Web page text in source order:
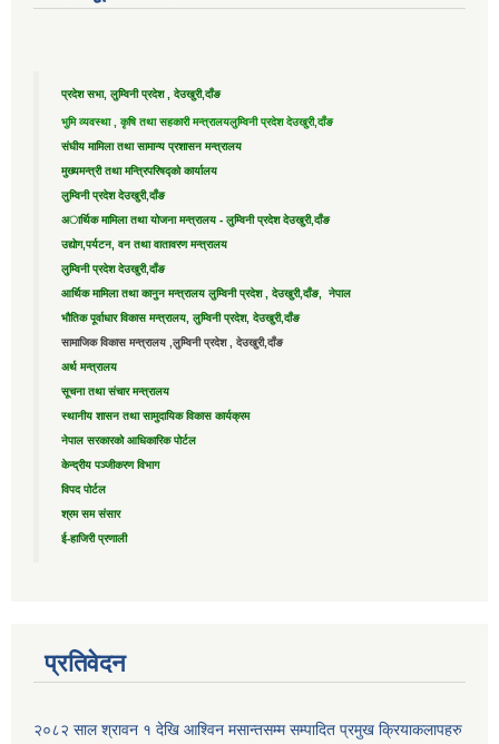
प्रदेश सभा, लुम्विनी प्रदेश , देउखुरी,दाँङ
भुमि व्यवस्था , कृषि तथा सहकारी मन्त्रालयलुम्विनी प्रदेश देउखुरी,दाँङ
संघीय मामिला तथा सामान्य प्रशासन मन्त्रालय
मुख्यमन्त्री तथा मन्त्रिपरिषद्को कार्यालय
लुम्विनी प्रदेश देउखुरी,दाँङ
अार्थिक मामिला तथा योजना मन्त्रालय - लुम्विनी प्रदेश देउखुरी,दाँङ
उद्याेग,पर्यटन, वन तथा वातावरण मन्त्रालय
लुम्विनी प्रदेश देउखुरी,दाँङ
आर्थिक मामिला तथा कानुन मन्त्रालय लुम्विनी प्रदेश , देउखुरी,दाँङ, नेपाल
भौतिक पूर्वाधार विकास मन्त्रालय, लुम्विनी प्रदेश, देउखुरी,दाँङ
सामाजिक विकास मन्त्रालय ,लुम्विनी प्रदेश , देउखुरी,दाँङ
अर्थ मन्त्रालय
सूचना तथा संचार मन्त्रालय
स्थानीय शासन तथा सामुदायिक विकास कार्यक्रम
नेपाल सरकारको आधिकारिक पोर्टल
केन्द्रीय पञ्जीकरण विभाग
विपद पोर्टल
श्रम सम संसार
ई-हाजिरी प्रणाली
प्रतिवेदन
२०८२ साल श्रावन १ देखि आश्विन मसान्तसम्म सम्पादित प्रमुख क्रियाकलापहरु